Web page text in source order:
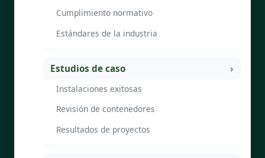
Cumplimiento normativo
Estándares de la industria
Estudios de caso
Instalaciones exitosas
Revisión de contenedores
Resultados de proyectos